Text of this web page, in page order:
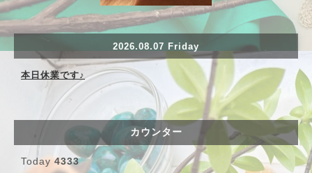
2026.08.07 Friday
本日休業です♪
カウンター
Today 4333